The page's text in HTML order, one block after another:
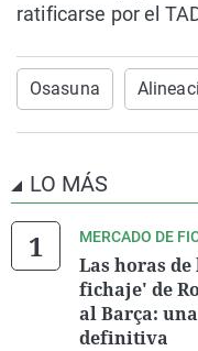
ratificarse por el
Osasuna
LO MÁS
MERCADO DE
Las horas
fichaje' de
al Barça:
definitiva